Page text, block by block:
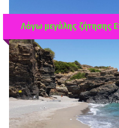
Λόγω μεγάλης ζήτησης